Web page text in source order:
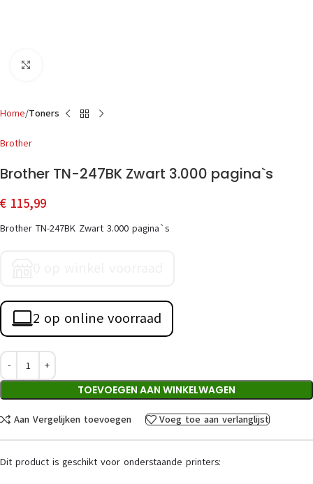
Home Toners
Brother
Brother TN-247BK Zwart 3.000 pagina`s
€ 115,99
Brother TN-247BK Zwart 3.000 pagina`s
2 op online voorraad
TOEVOEGEN AAN WINKELWAGEN
Aan Vergelijken toevoegen Voeg toe aan verlanglijst
Dit product is geschikt voor onderstaande printers: